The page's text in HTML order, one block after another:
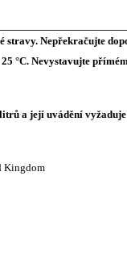
Nepřekračujte
°C. Nevystavujte
a její uvádění
Kingdom